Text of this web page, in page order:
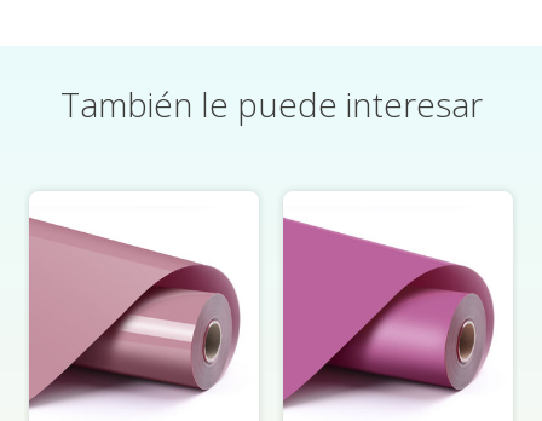
También le puede interesar